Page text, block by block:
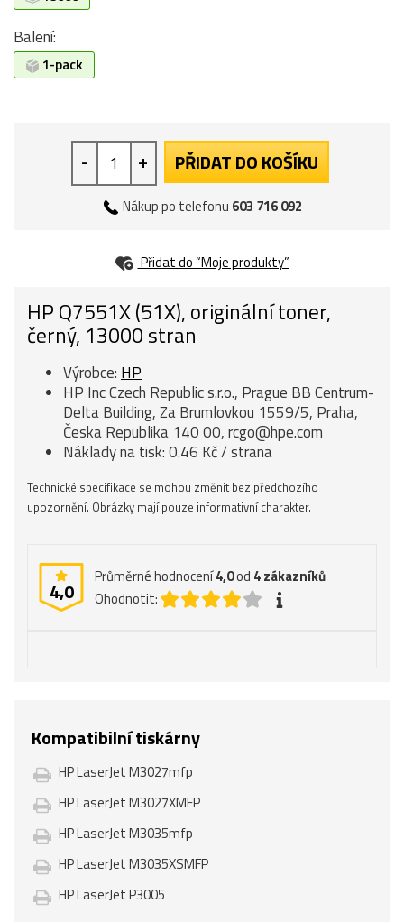
Balení:
1-pack
- + PŘIDAT DO KOŠÍKU
Nákup po telefonu 603 716 092
Přidat do “Moje produkty”
HP Q7551X (51X), originální toner,
černý, 13000 stran
Výrobce: HP
HP Inc Czech Republic s.r.o., Prague BB Centrum-
Delta Building, Za Brumlovkou 1559/5, Praha,
Česka Republika 140 00, rcgo@hpe.com
Náklady na tisk: 0.46 Kč / strana
Technické specifikace se mohou změnit bez předchozího
upozornění. Obrázky mají pouze informativní charakter.
4,0
Průměrné hodnocení4,0od 4zákazníků
Ohodnotit:
Kompatibilní tiskárny
HP LaserJet M3027mfp
HP LaserJet M3027XMFP
HP LaserJet M3035mfp
HP LaserJet M3035XSMFP
HP LaserJet P3005